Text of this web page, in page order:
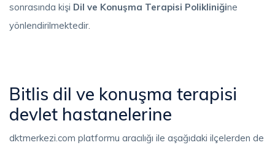
sonrasında kişi Dil ve Konuşma Terapisi Polikliniğine
yönlendirilmektedir.
Bitlis dil ve konuşma terapisi
devlet hastanelerine
dktmerkezi.com platformu aracılığı ile aşağıdaki ilçelerden de